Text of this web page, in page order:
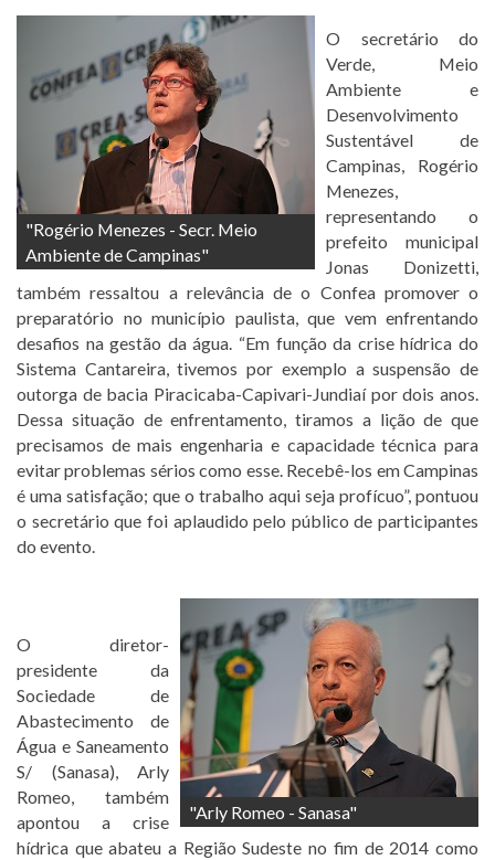
"Rogério Menezes - Secr. Meio
Ambiente de Campinas"
O secretário do
Verde, Meio
Ambiente e
Desenvolvimento
Sustentável de
Campinas, Rogério
Menezes,
representando o
prefeito municipal
Jonas Donizetti,
também ressaltou a relevância de o Confea promover o
preparatório no município paulista, que vem enfrentando
desafios na gestão da água. “Em função da crise hídrica do
Sistema Cantareira, tivemos por exemplo a suspensão de
outorga de bacia Piracicaba-Capivari-Jundiaí por dois anos.
Dessa situação de enfrentamento, tiramos a lição de que
precisamos de mais engenharia e capacidade técnica para
evitar problemas sérios como esse. Recebê-los em Campinas
é uma satisfação; que o trabalho aqui seja profícuo”, pontuou
o secretário que foi aplaudido pelo público de participantes
do evento.
"Arly Romeo - Sanasa"
O diretor-
presidente da
Sociedade de
Abastecimento de
Água e Saneamento
S/ (Sanasa), Arly
Romeo, também
apontou a crise
hídrica que abateu a Região Sudeste no fim de 2014 como